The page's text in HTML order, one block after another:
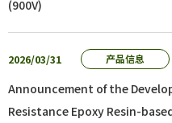
(900V)
2026/03/31 产品信息
Announcement of the
Resistance Epoxy Resin-